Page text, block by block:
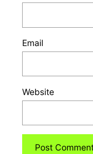
Email
Website